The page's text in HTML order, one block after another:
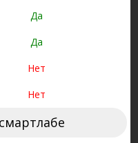
Да
Да
Нет
Нет